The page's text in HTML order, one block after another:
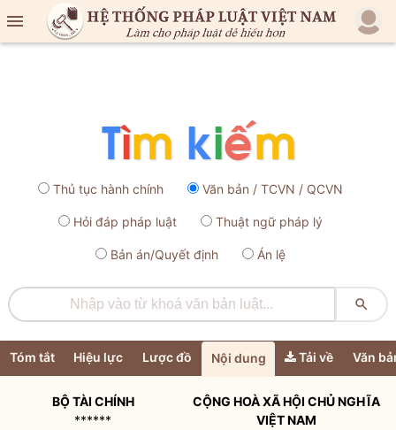

Thủ tục hành chính Văn bản / TCVN / QCVN
Hỏi đáp pháp luật Thuật ngữ pháp lý
Bản án/Quyết định Án lệ

Tóm tắt Hiệu lực Lược đồ Nội dung Tải về Văn
BỘ TÀI CHÍNH
******
CỘNG HOÀ XÃ HỘI CHỦ NGHĨA
VIỆT NAM